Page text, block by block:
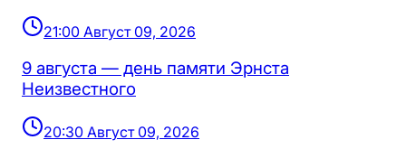
21:00 Август 09, 2026
9 августа — день памяти Эрнста
Неизвестного
20:30 Август 09, 2026